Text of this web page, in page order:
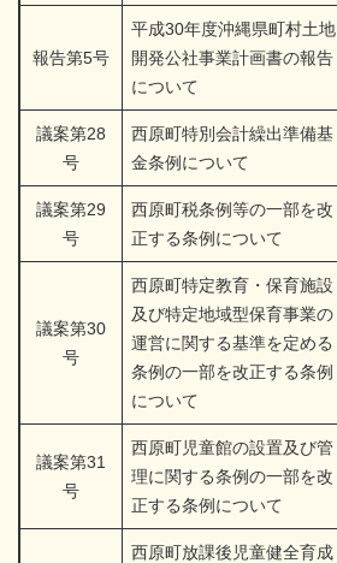
報告第5号
平成30年度沖縄県町村土地
開発公社事業計画書の報告
について
議案第28
号
西原町特別会計繰出準備基
金条例について
議案第29
号
西原町税条例等の一部を改
正する条例について
議案第30
号
西原町特定教育・保育施設
及び特定地域型保育事業の
運営に関する基準を定める
条例の一部を改正する条例
について
議案第31
号
西原町児童館の設置及び管
理に関する条例の一部を改
正する条例について
西原町放課後児童健全育成